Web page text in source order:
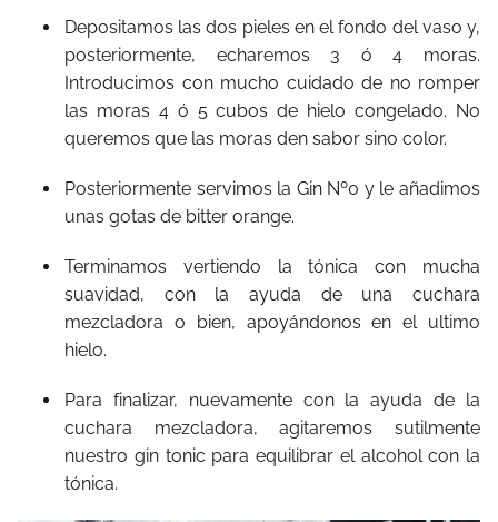
Depositamos las dos pieles en el fondo del vaso y,
posteriormente, echaremos 3 ó 4 moras.
Introducimos con mucho cuidado de no romper
las moras 4 ó 5 cubos de hielo congelado. No
queremos que las moras den sabor sino color.
Posteriormente servimos la Gin Nº0 y le añadimos
unas gotas de bitter orange.
Terminamos vertiendo la tónica con mucha
suavidad, con la ayuda de una cuchara
mezcladora o bien, apoyándonos en el ultimo
hielo.
Para finalizar, nuevamente con la ayuda de la
cuchara mezcladora, agitaremos sutilmente
nuestro gin tonic para equilibrar el alcohol con la
tónica.